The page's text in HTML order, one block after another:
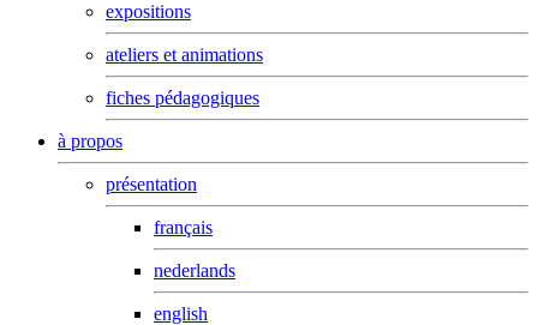
expositions
ateliers et animations
fiches pédagogiques
à propos
présentation
français
nederlands
english